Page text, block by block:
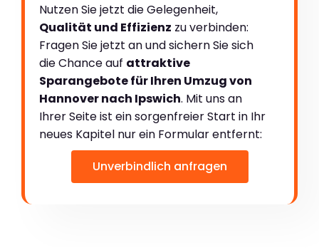
Nutzen Sie jetzt die Gelegenheit,
Qualität und Effizienz zu verbinden:
Fragen Sie jetzt an und sichern Sie sich
die Chance auf attraktive
Sparangebote für Ihren Umzug von
Hannover nach Ipswich. Mit uns an
Ihrer Seite ist ein sorgenfreier Start in Ihr
neues Kapitel nur ein Formular entfernt:
Unverbindlich anfragen